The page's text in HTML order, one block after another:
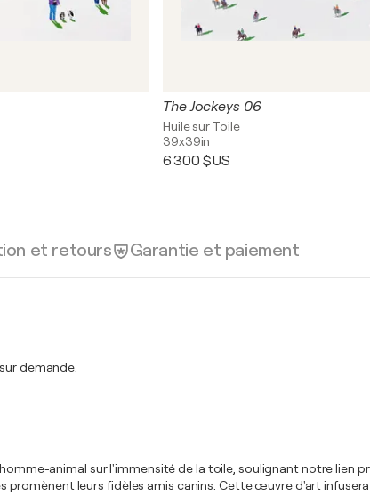
The Jockeys 06
Huile sur Toile
39x39in
6 300 $US
et retours Garantie et paiement
demande.
animal sur l'immensité de la toile, soulignant notre lien
promènent leurs fidèles amis canins. Cette œuvre d'art